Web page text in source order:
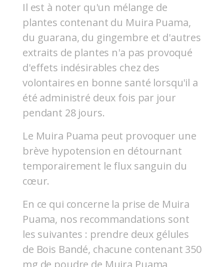
Il est à noter qu'un mélange de
plantes contenant du Muira Puama,
du guarana, du gingembre et d'autres
extraits de plantes n'a pas provoqué
d'effets indésirables chez des
volontaires en bonne santé lorsqu'il a
été administré deux fois par jour
pendant 28 jours.
Le Muira Puama peut provoquer une
brève hypotension en détournant
temporairement le flux sanguin du
cœur.
En ce qui concerne la prise de Muira
Puama, nos recommandations sont
les suivantes : prendre deux gélules
de Bois Bandé, chacune contenant 350